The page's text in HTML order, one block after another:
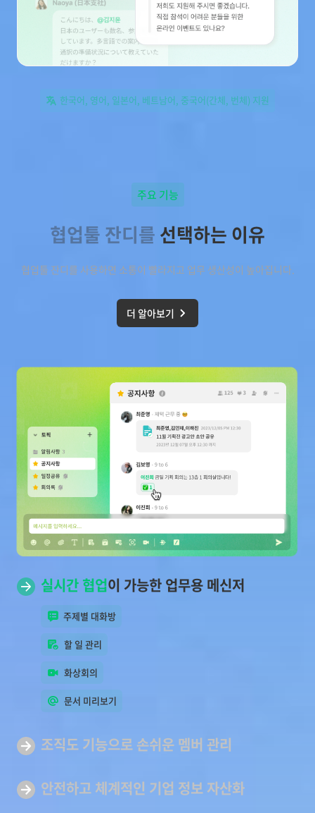
한국어, 영어, 일본어, 베트남어, 중국어(간체, 번체) 지원
주요 기능
협업툴 잔디를 선택하는 이유
협업툴 잔디를 사용하면 소통이 빨라지고 업무 생산성이 높아집니다.
더 알아보기
실시간 협업이 가능한 업무용 메신저
주제별 대화방
할 일 관리
화상회의
문서 미리보기
조직도 기능으로 손쉬운 멤버 관리
안전하고 체계적인 기업 정보 자산화